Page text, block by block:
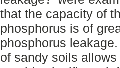
that the capacity of
phosphorus is of
phosphorus
of sandy soils